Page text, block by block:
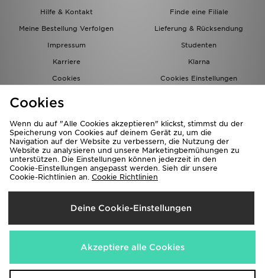
Hilfe & Kontakt
Finde eine Filiale
Meine Bestellung Verfolgen
Lieferung & Rücksendung
Impressum
Studenten
Karriere
Klarna
Cookies
Cookies Einstellungen
Lieferung Nach
Deutschland
Wir akzeptieren folgende Zahlungsmethoden
Cookies
Wenn du auf "Alle Cookies akzeptieren" klickst, stimmst du der
Speicherung von Cookies auf deinem Gerät zu, um die
Navigation auf der Website zu verbessern, die Nutzung der
Website zu analysieren und unsere Marketingbemühungen zu
unterstützen. Die Einstellungen können jederzeit in den
Cookie-Einstellungen angepasst werden. Sieh dir unsere
Cookie-Richtlinien an. Cookie Richtlinien
Deine Cookie-Einstellungen
Akzeptiere alle Cookies